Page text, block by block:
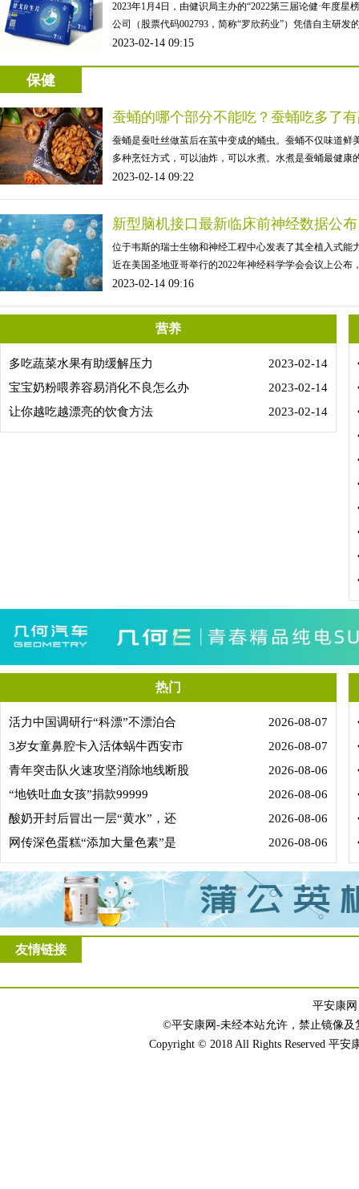
2023年1月4日，由健识局主办的“2022第三届论健·年度
公司（股票代码002793，简称“罗欣药业”）凭借自主研
2023-02-14 09:15
保健
蚕蛹的哪个部分不能吃？蚕蛹吃多了
蚕蛹是蚕吐丝做茧后在茧中变成的蛹虫。蚕蛹不仅味道
多种烹饪方式，可以油炸，可以水煮。水煮是蚕蛹最健
2023-02-14 09:22
新型脑机接口最新临床前神经数据公布
位于韦斯的瑞士生物和神经工程中心发表了其全植入式
近在美国圣地亚哥举行的2022年神经科学学会会议上公
2023-02-14 09:16
营养
2023-02-14
多吃蔬菜水果有助缓解压力
2023-02-14
宝宝奶粉喂养容易消化不良怎么办
2023-02-14
让你越吃越漂亮的饮食方法
热门
2026-08-07
活力中国调研行“科漂”不漂泊合
2026-08-07
3岁女童鼻腔卡入活体蜗牛西安市
2026-08-06
青年突击队火速攻坚消除地线断股
2026-08-06
“地铁吐血女孩”捐款99999
2026-08-06
酸奶开封后冒出一层“黄水”，还
2026-08-06
网传深色蛋糕“添加大量色素”是
友情链接
平安康
©平安康网-未经本站允许，禁止镜像及
Copyright © 2018 All Rights Reserved 平安